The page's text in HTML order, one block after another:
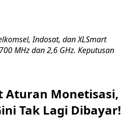
Indosat, dan XLSmart
MHz dan 2,6 GHz. Keputusan
Aturan Monetisasi,
Tak Lagi Dibayar!